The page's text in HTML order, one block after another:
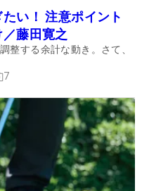
い！ 注意ポイント
藤田寛之
整する余計な動き。さて、
7